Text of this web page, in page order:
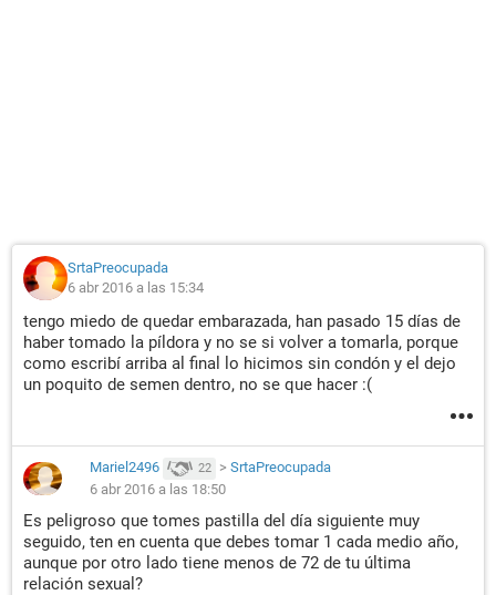
SrtaPreocupada
6 abr 2016 a las 15:34
tengo miedo de quedar embarazada, han pasado 15 días de
haber tomado la píldora y no se si volver a tomarla, porque
como escribí arriba al final lo hicimos sin condón y el dejo
un poquito de semen dentro, no se que hacer :(
Mariel2496 22 > SrtaPreocupada
6 abr 2016 a las 18:50
Es peligroso que tomes pastilla del día siguiente muy
seguido, ten en cuenta que debes tomar 1 cada medio año,
aunque por otro lado tiene menos de 72 de tu última
relación sexual?